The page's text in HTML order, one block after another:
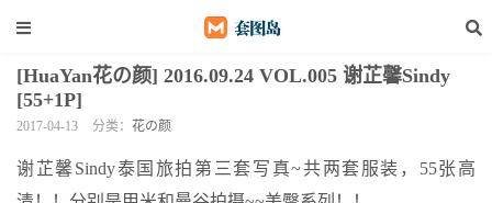
[HuaYan花の颜] 2016.09.24 VOL.005 谢芷馨Sindy
[55+1P]
2017-04-13 分类： 花の颜
谢芷馨Sindy泰国旅拍第三套写真~共两套服装，55张高